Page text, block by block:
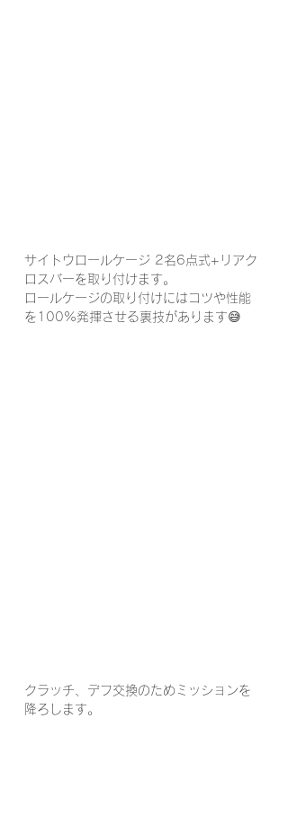
サイトウロールケージ 2名6点式+リアク
ロスバーを取り付けます。
ロールケージの取り付けにはコツや性能
を100%発揮させる裏技があります😅
クラッチ、デフ交換のためミッションを
降ろします。